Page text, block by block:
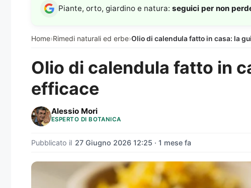
Home›Rimedi naturali ed erbe›Olio di calendula fatto in casa: la
Piante, orto, giardino e natura: seguici per non
Olio di calendula fatto in
efficace
Alessio Mori
ESPERTO DI BOTANICA
Pubblicato il 27 Giugno 2026 12:25 · 1 mese fa